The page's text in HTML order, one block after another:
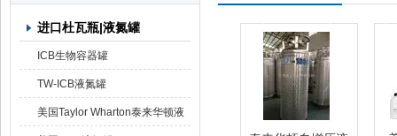
上海京工实业有限公司
进口杜瓦瓶|液氮罐
ICB生物容器罐
TW-ICB液氮罐
美国Taylor Wharton泰来华顿液